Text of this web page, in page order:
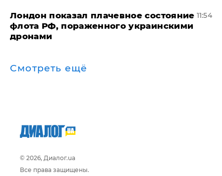
Лондон показал плачевное состояние
флота РФ, пораженного украинскими
дронами
11:54
Смотреть ещё
© 2026, Диалог.ua
Все права защищены.